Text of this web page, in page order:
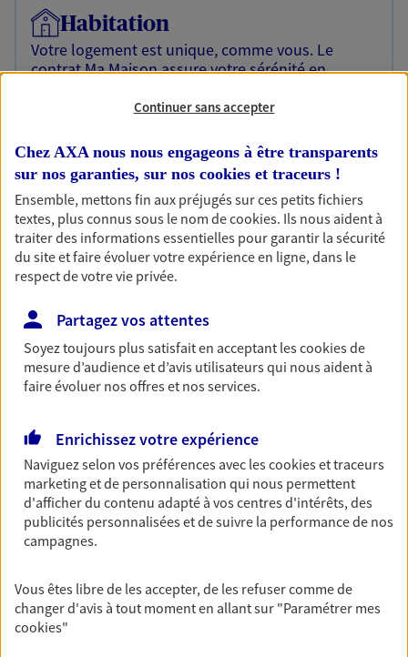
Habitation
Votre logement est unique, comme vous. Le
contrat Ma Maison assure votre sérénité en
OBTENIR UN TARIF EN LIGNE
Garantie Accidents de la Vie
Bricoleuse, féru de jardinage, pâtissier en herbe
ou grande lectrice… personne n'est à l'abri d'un
Accident, protégez votre qualité de vie et vos
revenus.
Découvrir l'offre Garantie Accidents de la Vie
Multirisque Entreprise
Gagnez en simplicité et en sérénité avec votre
assurance multirisque entreprise. Un contrat
unique pour protéger vos locaux, matériels pro,
équipements et stocks… sans oublier votre
Découvrir l'offre Multirisque Entreprise
Continuer sans accepter
Chez AXA nous nous engageons à être transparents
sur nos garanties, sur nos cookies et traceurs !
Ensemble, mettons fin aux préjugés sur ces petits fichiers
textes, plus connus sous le nom decookies. Ils nous aident à
traiter des informations essentielles pour garantir la sécurité
du site et faire évoluer votre expérience en ligne, dans le
respect de votre vie privée.
Partagez vos attentes
Soyez toujours plus satisfait en acceptant lescookiesde
mesure d’audience et d’avis utilisateurs qui nous aident à
faire évoluer nos offres et nos services.
Enrichissez votre expérience
Naviguez selon vos préférences avec lescookies et traceurs
marketing et de personnalisation qui nous permettent
d'afficher du contenu adapté à vos centres d'intérêts, des
publicités personnalisées et de suivre la performance de nos
campagnes.
Vous êtes libre de les accepter, de les refuser comme de
changer d'avis à tout moment en allant sur "Paramétrer mes
cookies"